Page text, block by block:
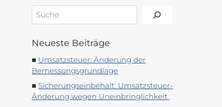
Suchen
Neueste Beiträge
Umsatzsteuer: Änderung der
Bemessungsgrundlage
Sicherungseinbehalt: Umsatzsteuer-
Änderung wegen Uneinbringlichkeit